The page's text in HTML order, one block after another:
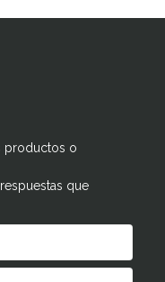
productos o
que